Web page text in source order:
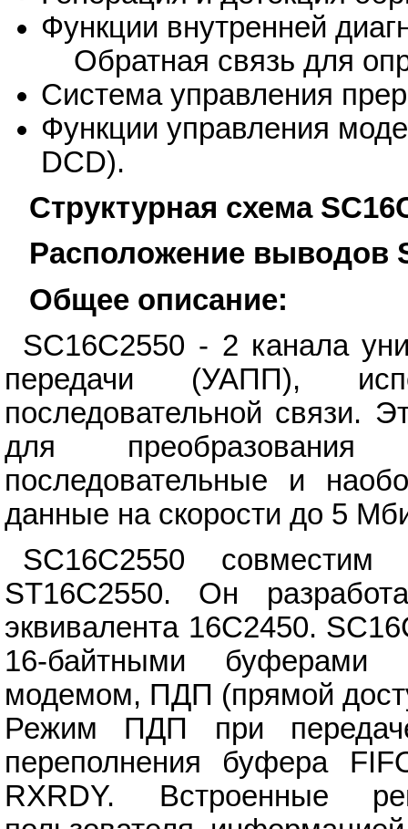
Функции внутренней
Обратная связь для
Система управления
Функции управления
DCD).
Структурная схема
Расположение выводов
Общее описание:
SC16C2550 - 2 канала
передачи (УАПП),
последовательной связи.
для
последовательные и
данные на скорости до 5
SC16C2550
ST16C2550. Он
эквивалента 16C2450.
16-байтными буферами
модемом, ПДП (прямой
Режим ПДП при
переполнения буфера
RXRDY. Встроенные